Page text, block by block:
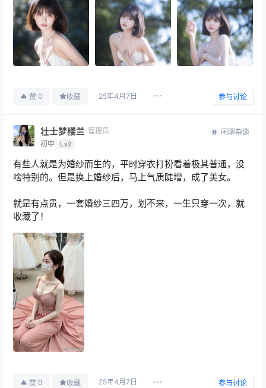
赞 0 收藏 25年4月7日 参与讨论
壮士梦楼兰 管理员
初中
Lv2
闲聊杂谈
有些人就是为婚纱而生的，平时穿衣打扮看着极其普通，没
啥特别的。但是换上婚纱后，马上气质陡增，成了美女。
就是有点贵，一套婚纱三四万，划不来，一生只穿一次，就
收藏了！ ​
赞 0 收藏 25年4月7日 参与讨论